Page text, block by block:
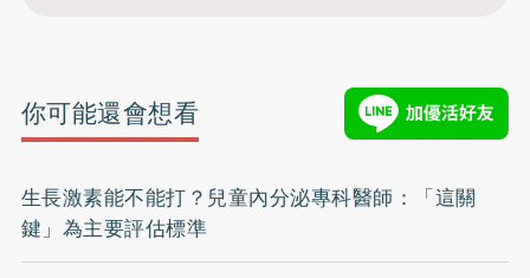
你可能還會想看
生長激素能不能打？兒童內分泌專科醫師：「這關
鍵」為主要評估標準